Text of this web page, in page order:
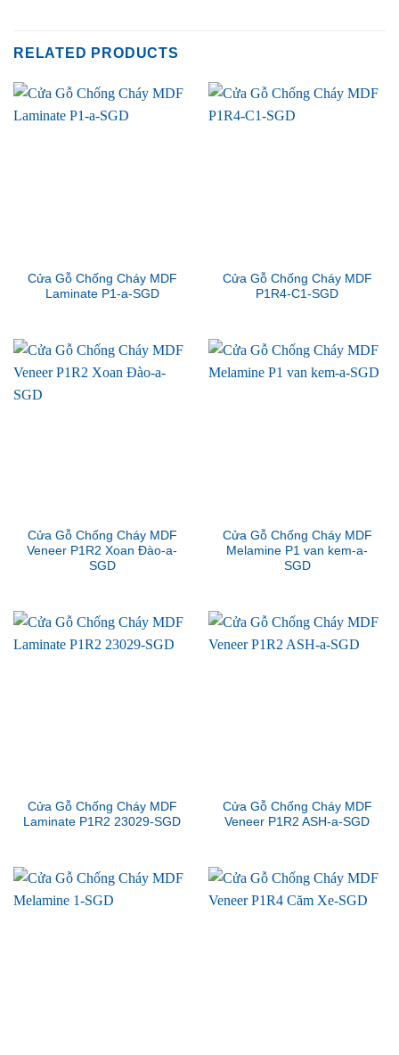
RELATED PRODUCTS
Cửa Gỗ Chống Cháy MDF
Laminate P1-a-SGD
Cửa Gỗ Chống Cháy MDF
P1R4-C1-SGD
Cửa Gỗ Chống Cháy MDF
Veneer P1R2 Xoan Đào-a-
SGD
Cửa Gỗ Chống Cháy MDF
Melamine P1 van kem-a-
SGD
Cửa Gỗ Chống Cháy MDF
Laminate P1R2 23029-SGD
Cửa Gỗ Chống Cháy MDF
Veneer P1R2 ASH-a-SGD